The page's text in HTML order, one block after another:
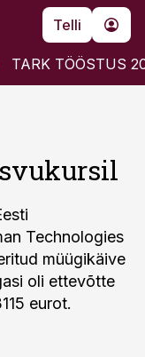
Telli
TARK TÖÖSTUS
Technologies
müügikäive
oli ettevõtte
eurot.